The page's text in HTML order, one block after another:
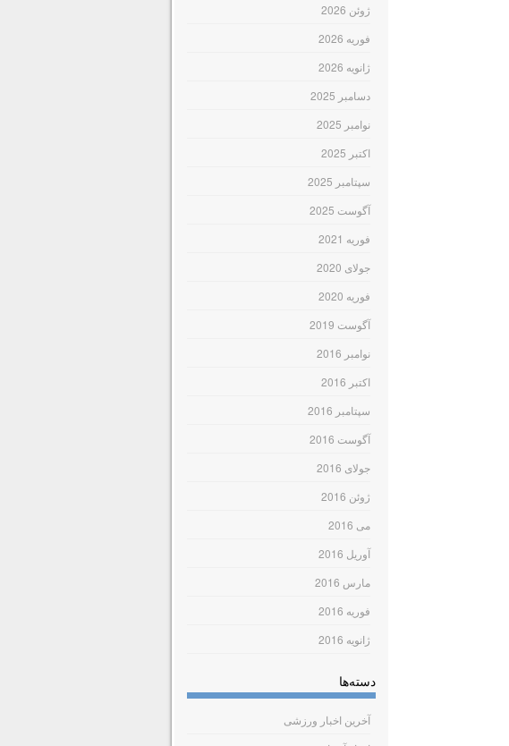
ژوئن 2026
فوریه 2026
ژانویه 2026
دسامبر 2025
نوامبر 2025
اکتبر 2025
سپتامبر 2025
آگوست 2025
فوریه 2021
جولای 2020
فوریه 2020
آگوست 2019
نوامبر 2016
اکتبر 2016
سپتامبر 2016
آگوست 2016
جولای 2016
ژوئن 2016
می 2016
آوریل 2016
مارس 2016
فوریه 2016
ژانویه 2016
دسته‌ها
آخرین اخبار ورزشی